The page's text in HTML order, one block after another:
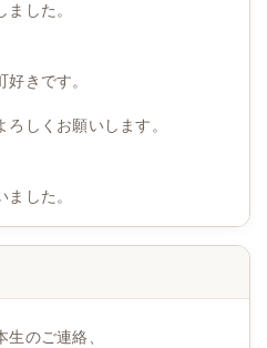
した。
きです。
しくお願いします。
した。
のご連絡、